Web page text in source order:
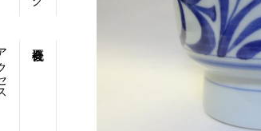
ス